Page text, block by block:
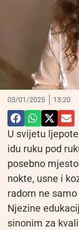
03/01/2025 13:20
U svijetu
idu ruku pod
posebno
nokte, usne i
radom ne
Njezine
sinonim za